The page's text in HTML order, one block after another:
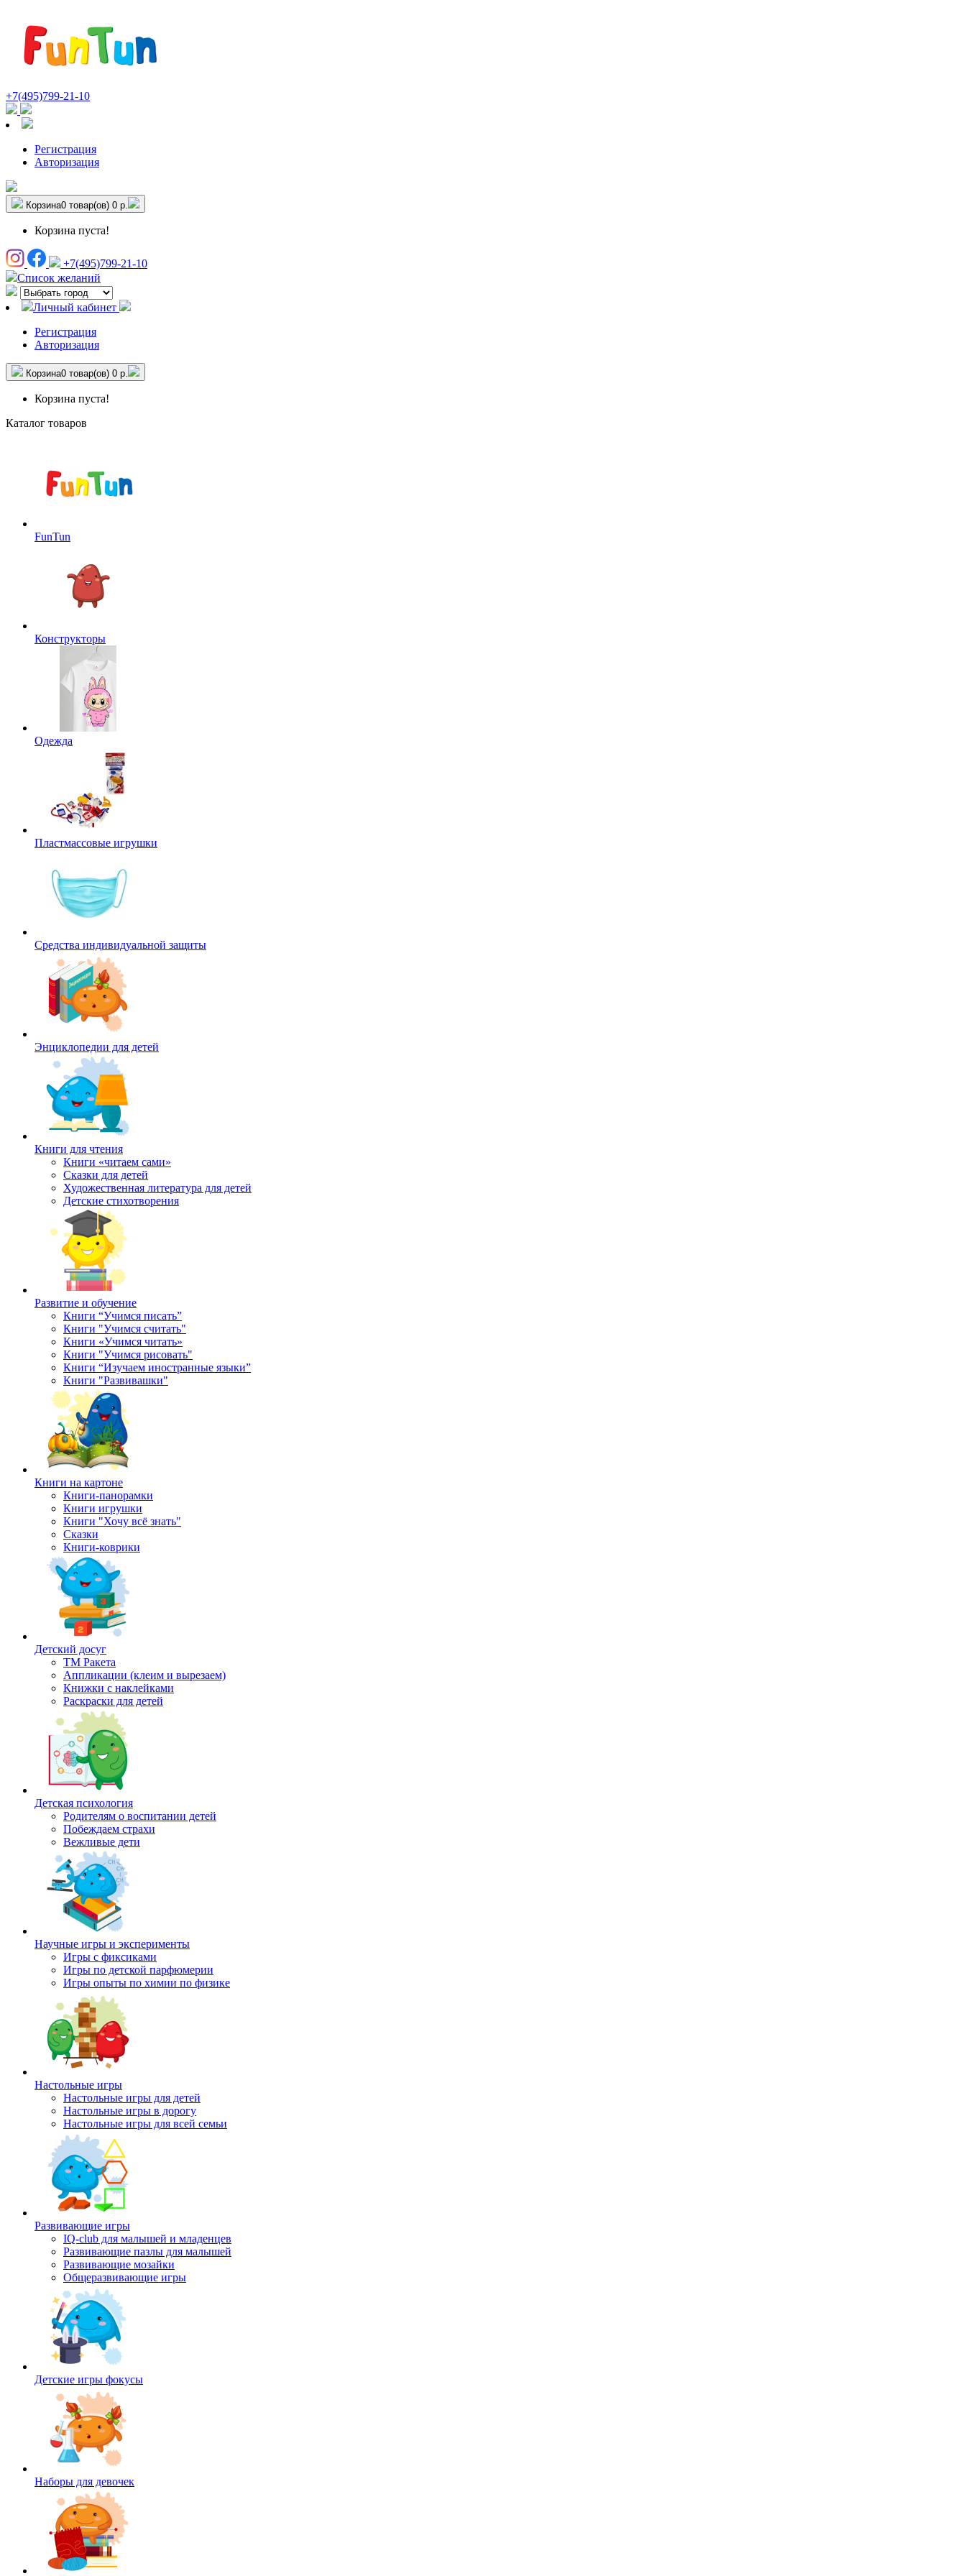
+7(495)799-21-10
Регистрация
Авторизация
Корзина0 товар(ов) 0 р.
Корзина пуста!
+7(495)799-21-10
Список желаний
Личный кабинет
Регистрация
Авторизация
Корзина0 товар(ов) 0 р.
Корзина пуста!
Каталог товаров
FunTun
Конструкторы
Одежда
Пластмассовые игрушки
Средства индивидуальной защиты
Энциклопедии для детей
Книги для чтения
Книги «читаем сами»
Сказки для детей
Художественная литература для детей
Детские стихотворения
Развитие и обучение
Книги “Учимся писать”
Книги "Учимся считать"
Книги «Учимся читать»
Книги "Учимся рисовать"
Книги “Изучаем иностранные языки”
Книги "Развивашки"
Книги на картоне
Книги-панорамки
Книги игрушки
Книги "Хочу всё знать"
Сказки
Книги-коврики
Детский досуг
ТМ Ракета
Аппликации (клеим и вырезаем)
Книжки с наклейками
Раскраски для детей
Детская психология
Родителям о воспитании детей
Побеждаем страхи
Вежливые дети
Научные игры и эксперименты
Игры с фиксиками
Игры по детской парфюмерии
Игры опыты по химии по физике
Настольные игры
Настольные игры для детей
Настольные игры в дорогу
Настольные игры для всей семьи
Развивающие игры
IQ-club для малышей и младенцев
Развивающие пазлы для малышей
Развивающие мозайки
Общеразвивающие игры
Детские игры фокусы
Наборы для девочек